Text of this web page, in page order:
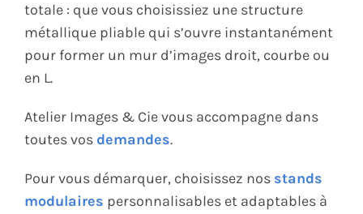
totale : que vous choisissiez une structure
métallique pliable qui s’ouvre instantanément
pour former un mur d’images droit, courbe ou
en L.
Atelier Images & Cie vous accompagne dans
toutes vos demandes.
Pour vous démarquer, choisissez nos stands
modulaires personnalisables et adaptables à